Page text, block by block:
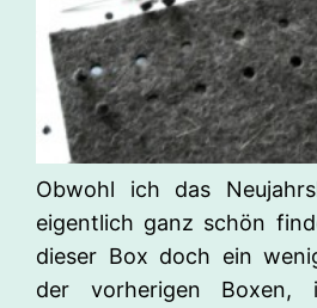
Obwohl ich das
eigentlich ganz schön
dieser Box doch ein
der vorherigen Boxen,